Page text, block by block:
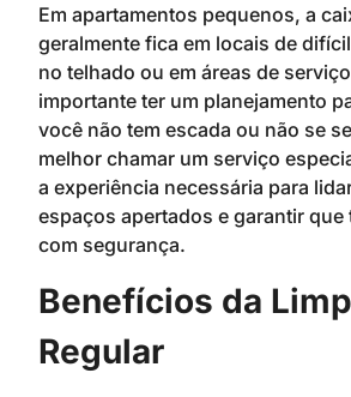
Em apartamentos pequenos, a
geralmente fica em locais de
no telhado ou em áreas de
importante ter um planejamento
você não tem escada ou não se
melhor chamar um serviço
a experiência necessária para
espaços apertados e garantir que
com segurança.
Benefícios da
Regular